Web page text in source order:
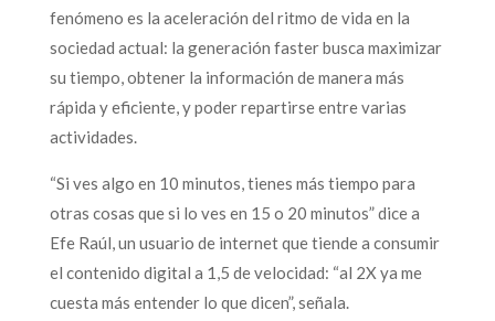
fenómeno es la aceleración del ritmo de vida en la
sociedad actual: la generación faster busca maximizar
su tiempo, obtener la información de manera más
rápida y eficiente, y poder repartirse entre varias
actividades.
“Si ves algo en 10 minutos, tienes más tiempo para
otras cosas que si lo ves en 15 o 20 minutos” dice a
Efe Raúl, un usuario de internet que tiende a consumir
el contenido digital a 1,5 de velocidad: “al 2X ya me
cuesta más entender lo que dicen”, señala.